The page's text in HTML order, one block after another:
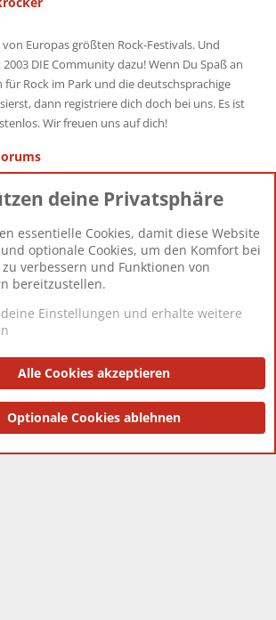
Europas größten Rock-Festivals. Und
DIE Community dazu! Wenn Du Spaß an
Rock im Park und die deutschsprachige
dann registriere dich doch bei uns. Es ist
Wir freuen uns auf dich!
12.425
Toddster85
Datenschutzerklärung Impressum
XenForo® © 2010-2025 XenForo Ltd.
deine Privatsphäre
essentielle Cookies, damit diese Website
optionale Cookies, um den Komfort bei
verbessern und Funktionen von
bereitzustellen.
Einstellungen und erhalte weitere
Alle Cookies akzeptieren
Optionale Cookies ablehnen